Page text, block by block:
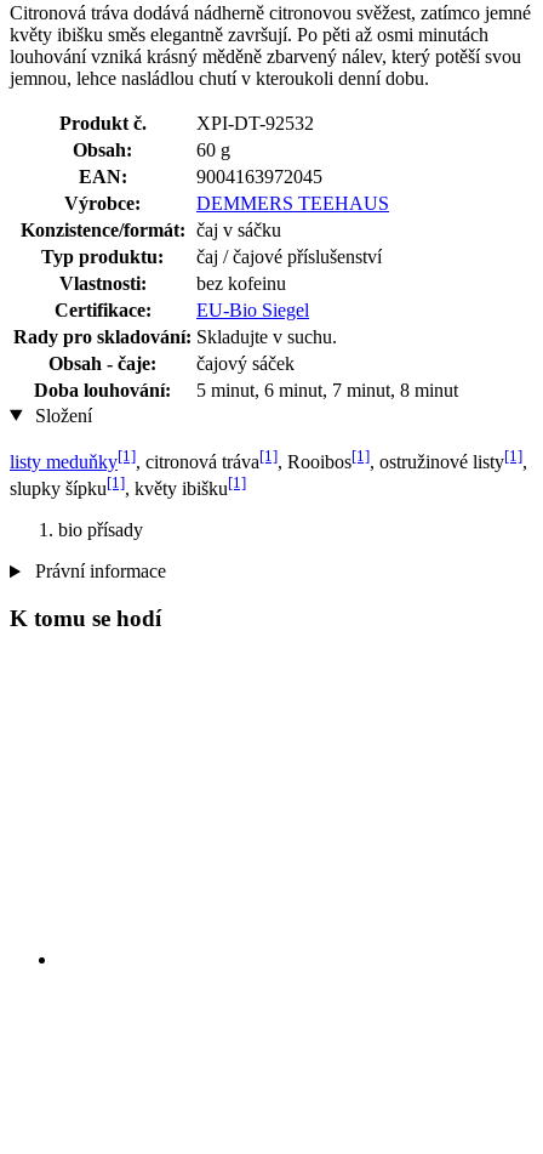
Citronová tráva dodává nádherně citronovou svěžest, zatímco jemné
květy ibišku směs elegantně završují. Po pěti až osmi minutách
louhování vzniká krásný měděně zbarvený nálev, který potěší svou
jemnou, lehce nasládlou chutí v kteroukoli denní dobu.
Produkt č.
XPI-DT-92532
Obsah:
60 g
EAN:
9004163972045
Výrobce:
DEMMERS TEEHAUS
Konzistence/formát: čaj v sáčku
Typ produktu:
čaj / čajové příslušenství
Vlastnosti:
bez kofeinu
Certifikace:
EU-Bio Siegel
Rady pro skladování: Skladujte v suchu.
Obsah - čaje:
čajový sáček
Doba louhování:
5 minut, 6 minut, 7 minut, 8 minut
Složení
listy meduňky[1], citronová tráva[1], Rooibos[1], ostružinové listy[1],
slupky šípku[1], květy ibišku[1]
bio přísady
Právní informace
K tomu se hodí